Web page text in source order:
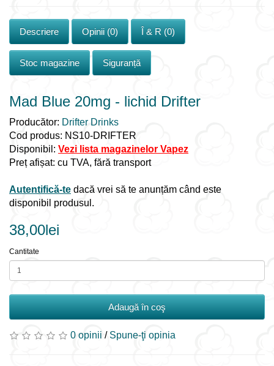
Descriere Opinii (0) Î & R (0)
Stoc magazine Siguranță
Mad Blue 20mg - lichid Drifter
Producător: Drifter Drinks
Cod produs: NS10-DRIFTER
Disponibil: Vezi lista magazinelor Vapez
Preț afișat: cu TVA, fără transport
Autentifică-te dacă vrei să te anunțăm când este
disponibil produsul.
38,00lei
Cantitate
Adaugă în coş
0 opinii / Spune-ţi opinia